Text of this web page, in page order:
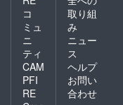
コ
ミュ
ニ
ティ
CAM
PFI
RE
取り組
み
ニュー
ス
ヘルプ
お問い
合わせ